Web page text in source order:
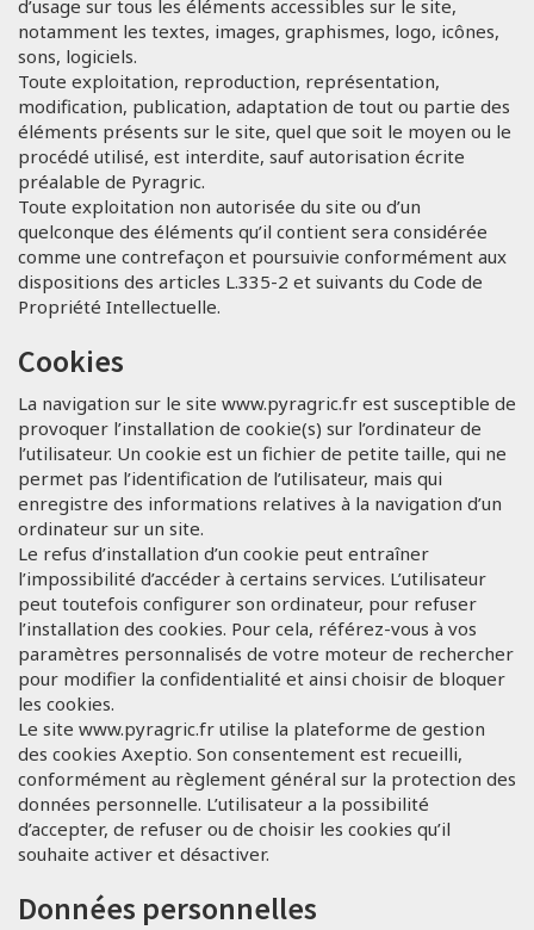
d’usage sur tous les éléments accessibles sur le site,
notamment les textes, images, graphismes, logo, icônes,
sons, logiciels.
Toute exploitation, reproduction, représentation,
modification, publication, adaptation de tout ou partie des
éléments présents sur le site, quel que soit le moyen ou le
procédé utilisé, est interdite, sauf autorisation écrite
préalable de Pyragric.
Toute exploitation non autorisée du site ou d’un
quelconque des éléments qu’il contient sera considérée
comme une contrefaçon et poursuivie conformément aux
dispositions des articles L.335-2 et suivants du Code de
Propriété Intellectuelle.
Cookies
La navigation sur le site www.pyragric.fr est susceptible de
provoquer l’installation de cookie(s) sur l’ordinateur de
l’utilisateur. Un cookie est un fichier de petite taille, qui ne
permet pas l’identification de l’utilisateur, mais qui
enregistre des informations relatives à la navigation d’un
ordinateur sur un site.
Le refus d’installation d’un cookie peut entraîner
l’impossibilité d’accéder à certains services. L’utilisateur
peut toutefois configurer son ordinateur, pour refuser
l’installation des cookies. Pour cela, référez-vous à vos
paramètres personnalisés de votre moteur de rechercher
pour modifier la confidentialité et ainsi choisir de bloquer
les cookies.
Le site www.pyragric.fr utilise la plateforme de gestion
des cookies Axeptio. Son consentement est recueilli,
conformément au règlement général sur la protection des
données personnelle. L’utilisateur a la possibilité
d’accepter, de refuser ou de choisir les cookies qu’il
souhaite activer et désactiver.
Données personnelles